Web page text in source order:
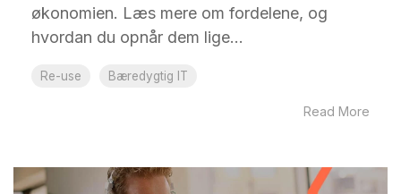
økonomien. Læs mere om fordelene, og
hvordan du opnår dem lige...
Re-use Bæredygtig IT
Read More